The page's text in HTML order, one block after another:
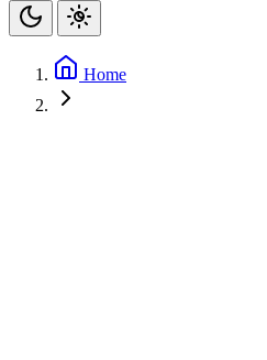
Home